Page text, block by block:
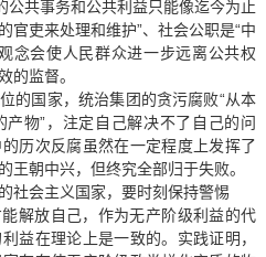
公共事务和公共利益只能像迄今为止
官吏来处理和维护”、社会公职是“中
念会使人民群众进一步远离公共权
的监督。
的国家，统治集团的贪污腐败“从本
物”，注定自己解决不了自己的问
历次反腐虽然在一定程度上发挥了
王朝中兴，但终究全部归于失败。
社会主义国家，要时刻保持警惕
解放自己，作为无产阶级利益的代
益在理论上是一致的。实践证明，